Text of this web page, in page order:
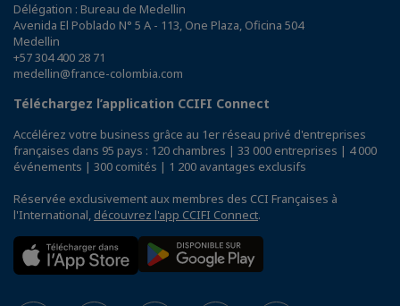
Délégation : Bureau de Medellin
Avenida El Poblado N° 5 A - 113, One Plaza, Oficina 504
Medellin
+57 304 400 28 71
medellin@france-colombia.com
Téléchargez l’application CCIFI Connect
Accélérez votre business grâce au 1er réseau privé d'entreprises
françaises dans 95 pays : 120 chambres | 33 000 entreprises | 4 000
événements | 300 comités | 1 200 avantages exclusifs
Réservée exclusivement aux membres des CCI Françaises à
l'International, découvrez l'app CCIFI Connect.